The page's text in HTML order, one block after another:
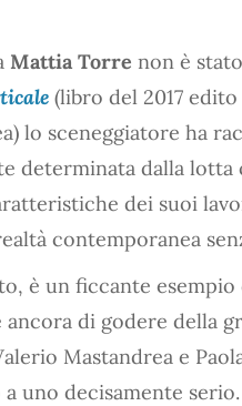
Mattia Torre non è
(libro del 2017
lo sceneggiatore ha
determinata dalla
dei suoi
contemporanea
è un ficcante
di godere della
Mastandrea e
uno decisamente